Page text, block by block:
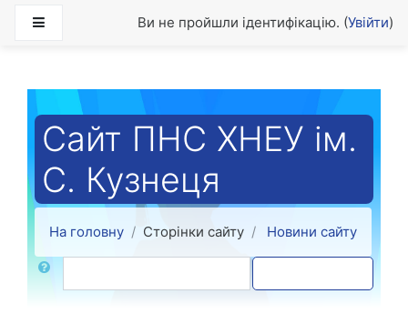
Бокова панельВи не пройшли ідентифікацію. (Увійти)
Сайт ПНС ХНЕУ ім.
С. Кузнеця
На головну Сторінки сайту
Новини сайту
Пошук